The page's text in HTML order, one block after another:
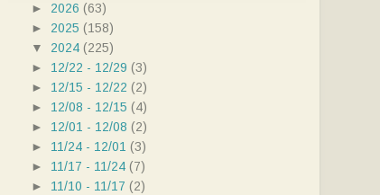
► 2026 (63)
► 2025 (158)
▼
2024 (225)
► 12/22 - 12/29 (3)
► 12/15 - 12/22 (2)
► 12/08 - 12/15 (4)
► 12/01 - 12/08 (2)
► 11/24 - 12/01 (3)
► 11/17 - 11/24 (7)
► 11/10 - 11/17 (2)